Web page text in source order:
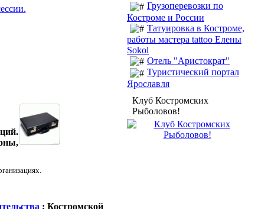
: Костромской
Грузоперевозки по
Костроме и России
Татуировка в Костроме,
работы мастера tattoo Елены
Sokol
Отель "Аристократ"
Туристический портал
Ярославля
Клуб Костромских
Рыболовов!